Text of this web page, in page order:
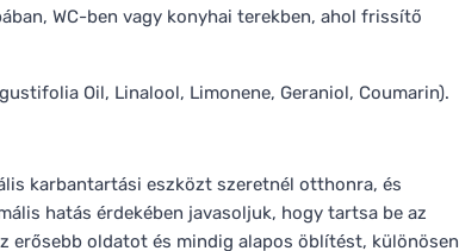
WC-ben vagy konyhai terekben, ahol frissítő
Oil, Linalool, Limonene, Geraniol, Coumarin).
karbantartási eszközt szeretnél otthonra, és
hatás érdekében javasoljuk, hogy tartsa be az
oldatot és mindig alapos öblítést, különösen